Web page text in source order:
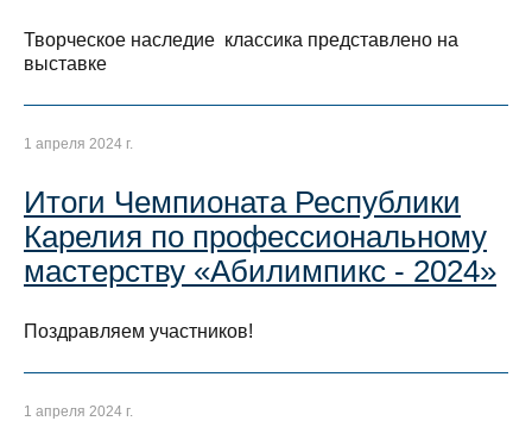
Творческое наследие классика представлено на
выставке
1 апреля 2024 г.
Итоги Чемпионата Республики
Карелия по профессиональному
мастерству «Абилимпикс - 2024»
Поздравляем участников!
1 апреля 2024 г.